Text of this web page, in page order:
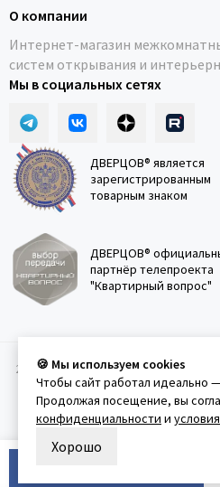
О компании
Интернет-магазин
систем открывания и
Мы в социальных сетях
ДВЕРЦОВ® является
зарегистрированным
товарным знаком
ДВЕРЦОВ®
партнёр телепроекта
"Квартирный вопрос"
2011-2026 © Дверцов. Карта сайта
конфеденциальности
🍪 Мы используем cookies
Чтобы сайт работал идеально
Продолжая посещение, вы
конфиденциальности и
Хорошо